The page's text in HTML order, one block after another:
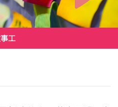
工